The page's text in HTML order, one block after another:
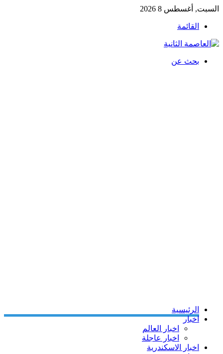
السبت, أغسطس 8 2026
القائمة
بحث عن
الرئيسية
اخبار
اخبار العالم
اخبار عاجلة
اخبار الاسكندرية